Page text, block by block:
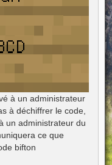
à un administrateur
à déchiffrer le code,
un administrateur du
ce que
bifton